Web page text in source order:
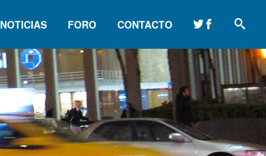
NOTICIAS FORO CONTACTO